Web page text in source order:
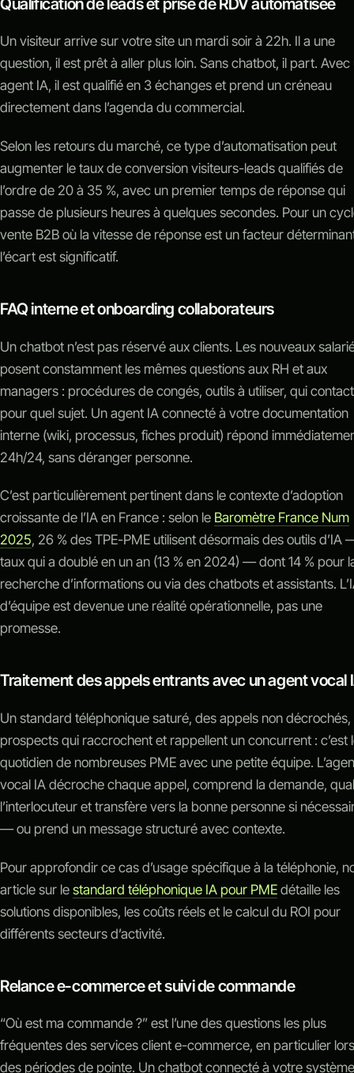
Un visiteur arrive sur votre site un mardi soir à 22h. Il a une
question, il est prêt à aller plus loin. Sans chatbot, il part. Avec
agent IA, il est qualifié en 3 échanges et prend un créneau
directement dans l’agenda du commercial.
Selon les retours du marché, ce type d’automatisation peut
augmenter le taux de conversion visiteurs-leads qualifiés de
l’ordre de 20 à 35 %, avec un premier temps de réponse qui
passe de plusieurs heures à quelques secondes. Pour un
vente B2B où la vitesse de réponse est un facteur
l’écart est significatif.
FAQ interne et onboarding collaborateurs
Un chatbot n’est pas réservé aux clients. Les nouveaux
posent constamment les mêmes questions aux RH et aux
managers : procédures de congés, outils à utiliser, qui
pour quel sujet. Un agent IA connecté à votre documentation
interne (wiki, processus, fiches produit) répond
24h/24, sans déranger personne.
C’est particulièrement pertinent dans le contexte d’adoption
croissante de l’IA en France : selon le Baromètre France Num
2025, 26 % des TPE-PME utilisent désormais des outils d’IA
taux qui a doublé en un an (13 % en 2024) — dont 14 % pour
recherche d’informations ou via des chatbots et assistants.
d’équipe est devenue une réalité opérationnelle, pas une
promesse.
Traitement des appels entrants avec un agent vocal
Un standard téléphonique saturé, des appels non décrochés,
prospects qui raccrochent et rappellent un concurrent : c’est
quotidien de nombreuses PME avec une petite équipe.
vocal IA décroche chaque appel, comprend la demande,
l’interlocuteur et transfère vers la bonne personne si
— ou prend un message structuré avec contexte.
Pour approfondir ce cas d’usage spécifique à la téléphonie,
article sur lestandard téléphonique IA pour PMEdétaille les
solutions disponibles, les coûts réels et le calcul du ROI pour
différents secteurs d’activité.
Relance e-commerce et suivi de commande
“Où est ma commande ?” est l’une des questions les plus
fréquentes des services client e-commerce, en particulier lors
des périodes de pointe. Un chatbot connecté à votre